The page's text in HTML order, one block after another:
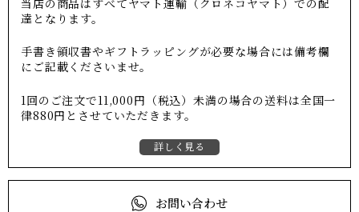
当店の商品はすべてヤマト運輸（クロネコヤマト）での配
達となります。
手書き領収書やギフトラッピングが必要な場合には備考欄
にご記載くださいませ。
1回のご注文で11,000円（税込）未満の場合の送料は全国一
律880円とさせていただきます。
詳しく見る
お問い合わせ